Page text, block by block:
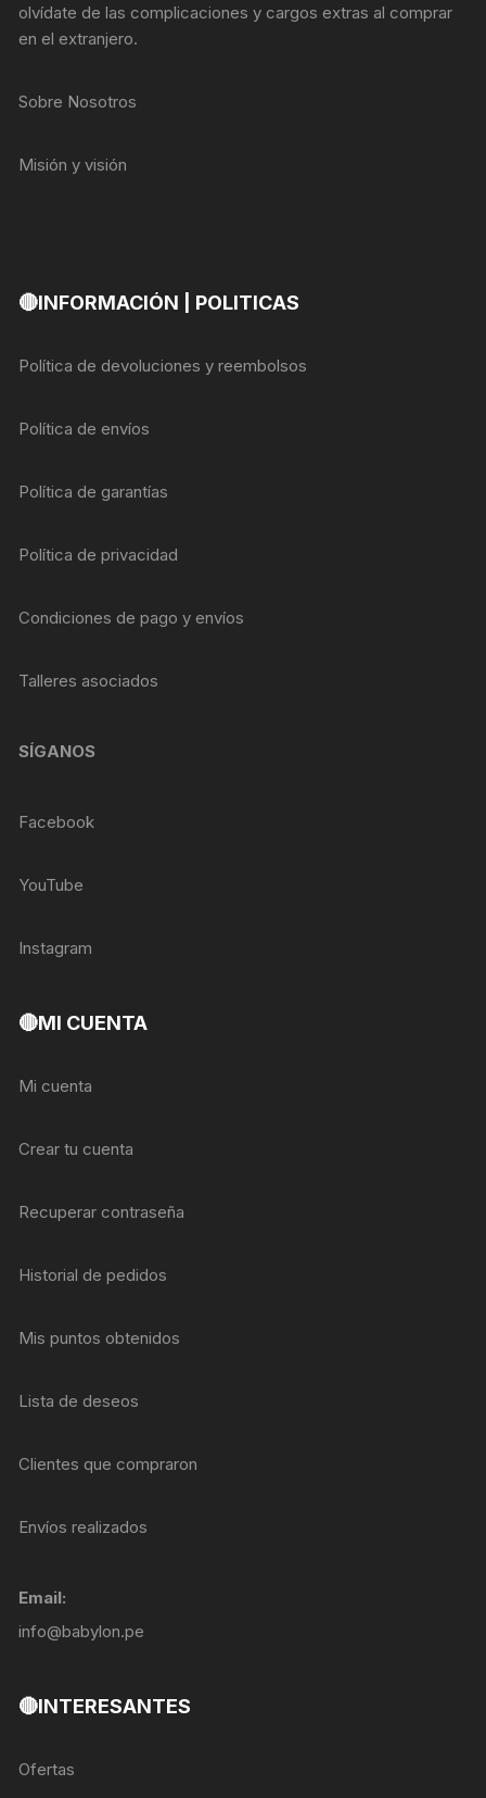
olvídate de las complicaciones y cargos extras al comprar
en el extranjero.
Sobre Nosotros
Misión y visión
🔴INFORMACIÓN | POLITICAS
Política de devoluciones y reembolsos
Política de envíos
Política de garantías
Política de privacidad
Condiciones de pago y envíos
Talleres asociados
SÍGANOS
Facebook
YouTube
Instagram
🔴MI CUENTA
Mi cuenta
Crear tu cuenta
Recuperar contraseña
Historial de pedidos
Mis puntos obtenidos
Lista de deseos
Clientes que compraron
Envíos realizados
Email:
info@babylon.pe
🔴INTERESANTES
Ofertas